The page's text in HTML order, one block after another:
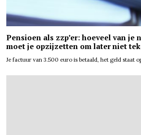
Pensioen als zzp’er: hoeveel van je
moet je opzijzetten om later niet
Je factuur van 3.500 euro is betaald, het geld staat